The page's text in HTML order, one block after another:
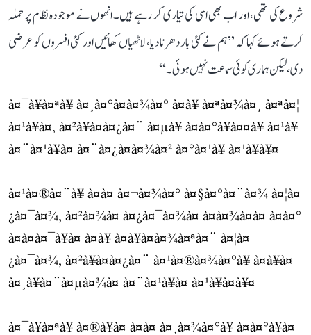
شروع کی تھی، اور اب بھی اسی کی تیاری کر رہے ہیں۔ انھوں نے موجودہ نظام پر حملہ
کرتے ہوئے کہا کہ ’’ہم نے کئی بار دھرنا دیا، لاٹھیاں کھائیں اور کئی افسروں کو عرضی
دی، لیکن ہماری کوئی سماعت نہیں ہوئی۔‘‘
à¤¯à¥à¤ªà¥ à¤¸à¤°à¤à¤¾à¤° à¤à¥ à¤ªà¤¾à¤¸ à¤ªà¤¦
à¤¹à¥à¤, à¤²à¥à¤à¤¿à¤¨ à¤µà¥ à¤­à¤°à¥à¤¤à¥ à¤¹à¥
à¤¨à¤¹à¥à¤ à¤¨à¤¿à¤à¤¾à¤² à¤°à¤¹à¥ à¤¹à¥à¥¤
à¤¹à¤®à¤¨à¥ à¤à¤ à¤¬à¤¾à¤° à¤§à¤°à¤¨à¤¾ à¤¦à¤
¿à¤¯à¤¾, à¤²à¤¾à¤ à¤¿à¤¯à¤¾à¤ à¤à¤¾à¤à¤ à¤à¤°
à¤à¤à¤¯à¥à¤ à¤à¥ à¤à¥à¤à¤¾à¤ªà¤¨ à¤¦à¤
¿à¤¯à¤¾, à¤²à¥à¤à¤¿à¤¨ à¤¹à¤®à¤¾à¤°à¥ à¤à¥à¤
à¤¸à¥à¤¨à¤µà¤¾à¤ à¤¨à¤¹à¥à¤ à¤¹à¥à¤à¥¤
à¤¯à¥à¤ªà¥ à¤®à¥à¤ à¤à¤ à¤¸à¤¾à¤°à¥ à¤­à¤°à¥à¤